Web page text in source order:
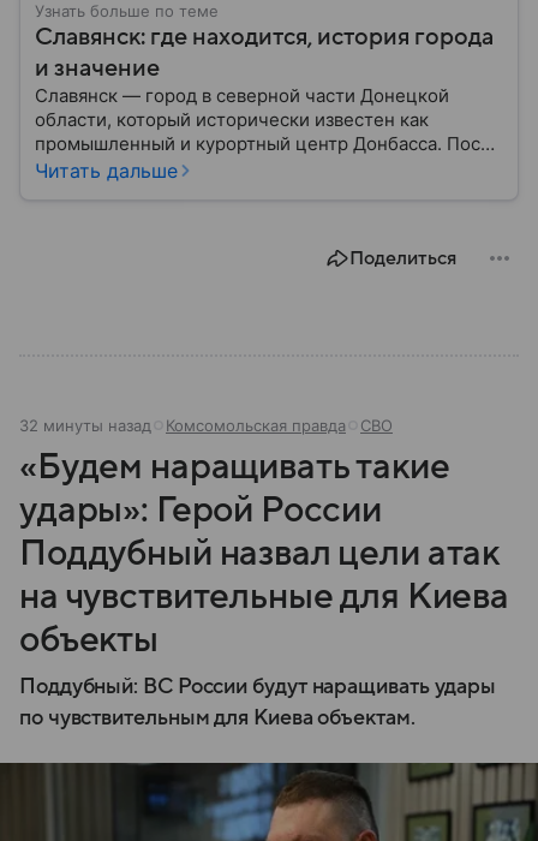
Узнать больше по теме
Славянск: где находится, история города
и значение
Славянск — город в северной части Донецкой
области, который исторически известен как
промышленный и курортный центр Донбасса. После
начала вооруженного конфликта на Донбассе в
чем он известен и какую роль играет в российско-
Читать дальше
Поделиться
32 минуты назад Комсомольская правда СВО
«Будем наращивать такие
удары»: Герой России
Поддубный назвал цели атак
на чувствительные для Киева
объекты
Поддубный: ВС России будут наращивать удары
по чувствительным для Киева объектам.